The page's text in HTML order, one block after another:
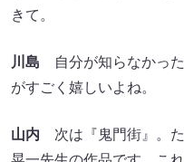
きて。
川島 自分が知らなかっ
がすごく嬉しいよね。
山内 次は『鬼門街』。